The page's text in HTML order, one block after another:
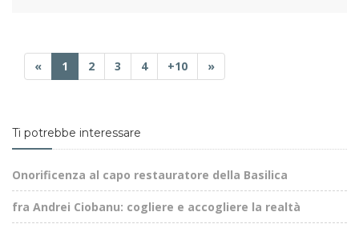
« 1 2 3 4 +10 »
Ti potrebbe interessare
Onorificenza al capo restauratore della Basilica
fra Andrei Ciobanu: cogliere e accogliere la realtà